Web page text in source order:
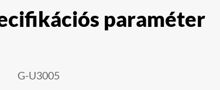
paraméter
G-U3005